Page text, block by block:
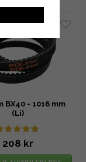
BX40 - 1016 mm
(Li)
208 kr